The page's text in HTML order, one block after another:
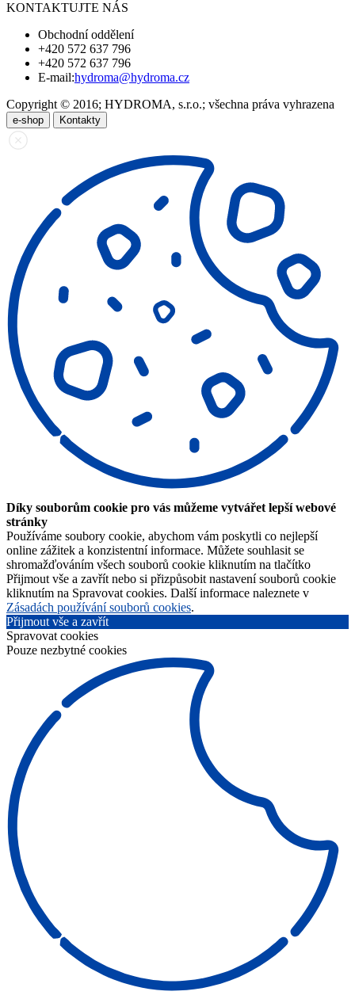
KONTAKTUJTE NÁS
Obchodní oddělení
+420 572 637 796
+420 572 637 796
E-mail:hydroma@hydroma.cz
Copyright © 2016; HYDROMA, s.r.o.; všechna práva vyhrazena
e-shop Kontakty
Díky souborům cookie pro vás můžeme vytvářet lepší webové
stránky
Používáme soubory cookie, abychom vám poskytli co nejlepší
online zážitek a konzistentní informace. Můžete souhlasit se
shromažďováním všech souborů cookie kliknutím na tlačítko
Přijmout vše a zavřít nebo si přizpůsobit nastavení souborů cookie
kliknutím na Spravovat cookies. Další informace naleznete v
Zásadách používání souborů cookies.
Přijmout vše a zavřít
Spravovat cookies
Pouze nezbytné cookies